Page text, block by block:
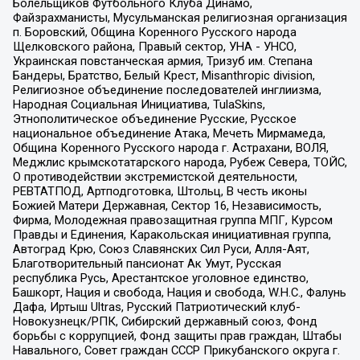
Болельщиков Футбольного Клуба Динамо,
Файзрахманисты, Мусульманская религиозная организация
п. Боровский, Община Коренного Русского народа
Щелковского района, Правый сектор, УНА - УНСО,
Украинская повстанческая армия, Тризуб им. Степана
Бандеры, Братство, Белый Крест, Misanthropic division,
Религиозное объединение последователей инглиизма,
Народная Социальная Инициатива, TulaSkins,
Этнополитическое объединение Русские, Русское
национальное объединение Атака, Мечеть Мирмамеда,
Община Коренного Русского народа г. Астрахани, ВОЛЯ,
Меджлис крымскотатарского народа, Рубеж Севера, ТОЙС,
О противодействии экстремистской деятельности,
РЕВТАТПОД, Артподготовка, Штольц, В честь иконы
Божией Матери Державная, Сектор 16, Независимость,
Фирма, Молодежная правозащитная группа МПГ, Курсом
Правды и Единения, Каракольская инициативная группа,
Автоград Крю, Союз Славянских Сил Руси, Алля-Аят,
Благотворительный пансионат Ак Умут, Русская
республика Русь, Арестантское уголовное единство,
Башкорт, Нация и свобода, Нация и свобода, W.H.С., Фалунь
Дафа, Иртыш Ultras, Русский Патриотический клуб-
Новокузнецк/РПК, Сибирский державный союз, Фонд
борьбы с коррупцией, Фонд защиты прав граждан, Штабы
Навального, Совет граждан СССР Прикубанского округа г.